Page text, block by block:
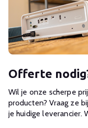
Offerte
Wil je onze scherpe
producten? Vraag ze
je huidige leverancier.